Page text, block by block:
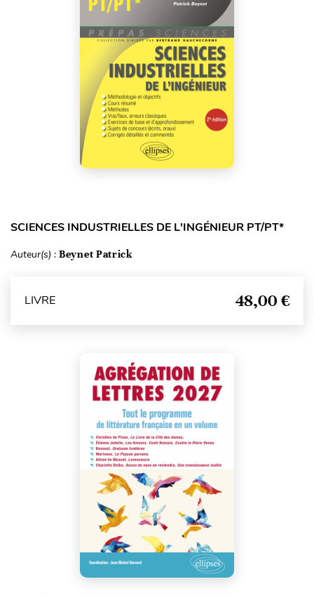
SCIENCES INDUSTRIELLES DE L'INGÉNIEUR PT/PT*
Auteur(s) : Beynet Patrick
LIVRE 48,00 €